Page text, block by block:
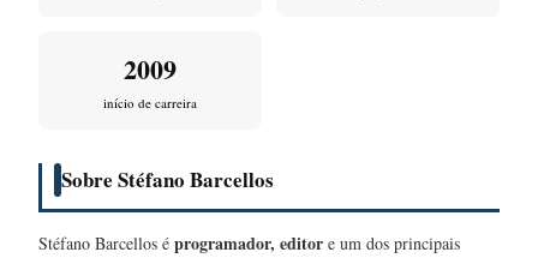
2009
início de carreira
Sobre Stéfano Barcellos
Stéfano Barcellos é programador, editor e um dos principais